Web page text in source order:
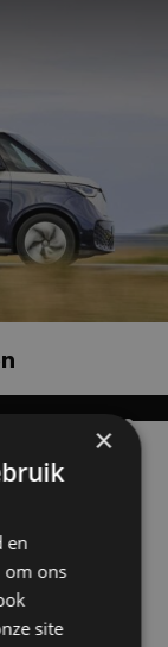
2026?
EX60 – Welke
nog wel
×
en
om ons
site